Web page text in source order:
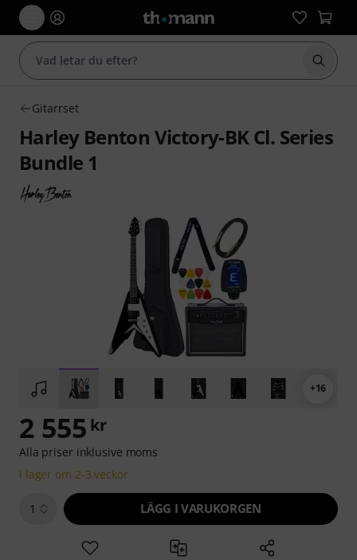
Börja
Gitarrset
Harley Benton Victory-BK Cl. Series
Bundle 1
+16
2 555 kr
Alla priser inklusive moms
I lager om 2-3 veckor
1 LÄGG I VARUKORGEN